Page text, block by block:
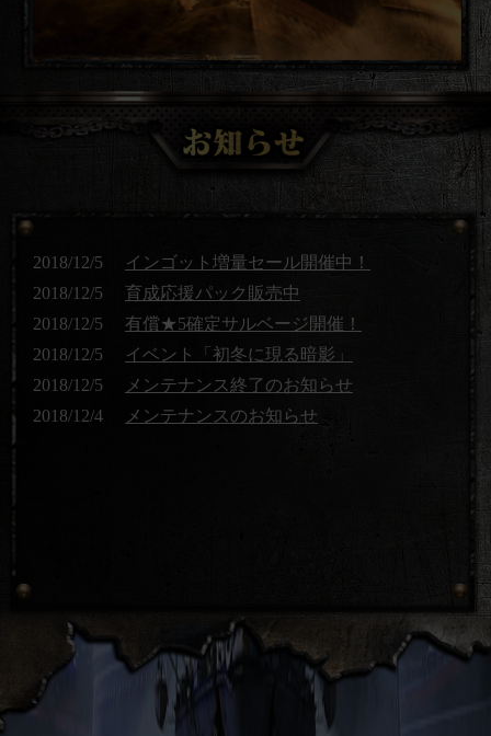
2018/12/5
インゴット増量セール開催中！
2018/12/5
育成応援パック販売中
2018/12/5
有償★5確定サルベージ開催！
2018/12/5
イベント「初冬に現る暗影」
2018/12/5
メンテナンス終了のお知らせ
2018/12/4
メンテナンスのお知らせ